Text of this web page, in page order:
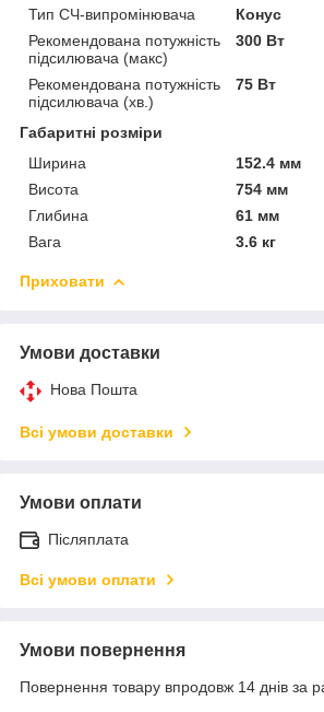
Тип СЧ-випромінювача
Конус
Рекомендована потужність
підсилювача (макс)
300 Вт
Рекомендована потужність
підсилювача (хв.)
75 Вт
Габаритні розміри
Ширина
152.4 мм
Висота
754 мм
Глибина
61 мм
Вага
3.6 кг
Приховати
Умови доставки
Нова Пошта
Всі умови доставки
Умови оплати
Післяплата
Всі умови оплати
Умови повернення
Повернення товару впродовж 14 днів за